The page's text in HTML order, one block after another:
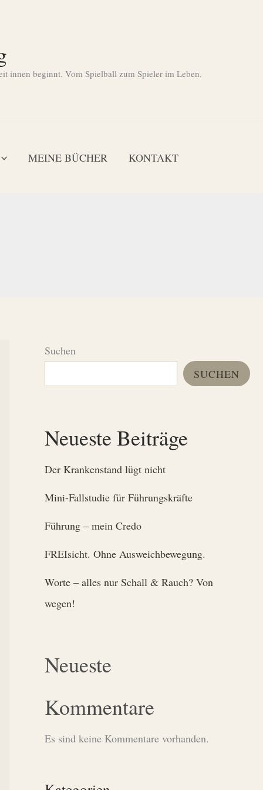
innen beginnt. Vom Spielball zum Spieler im Leben.
MEINE BÜCHER KONTAKT
Suchen
SUCHEN
Neueste Beiträge
Der Krankenstand lügt nicht
Mini-Fallstudie für Führungskräfte
Führung – mein Credo
FREIsicht. Ohne Ausweichbewegung.
Worte – alles nur Schall & Rauch? Von
wegen!
Neueste
Kommentare
Es sind keine Kommentare vorhanden.